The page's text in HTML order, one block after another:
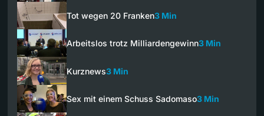
Tot wegen 20 Franken3 Min
Arbeitslos trotz Milliardengewinn3 Min
Kurznews3 Min
Sex mit einem Schuss Sadomaso3 Min